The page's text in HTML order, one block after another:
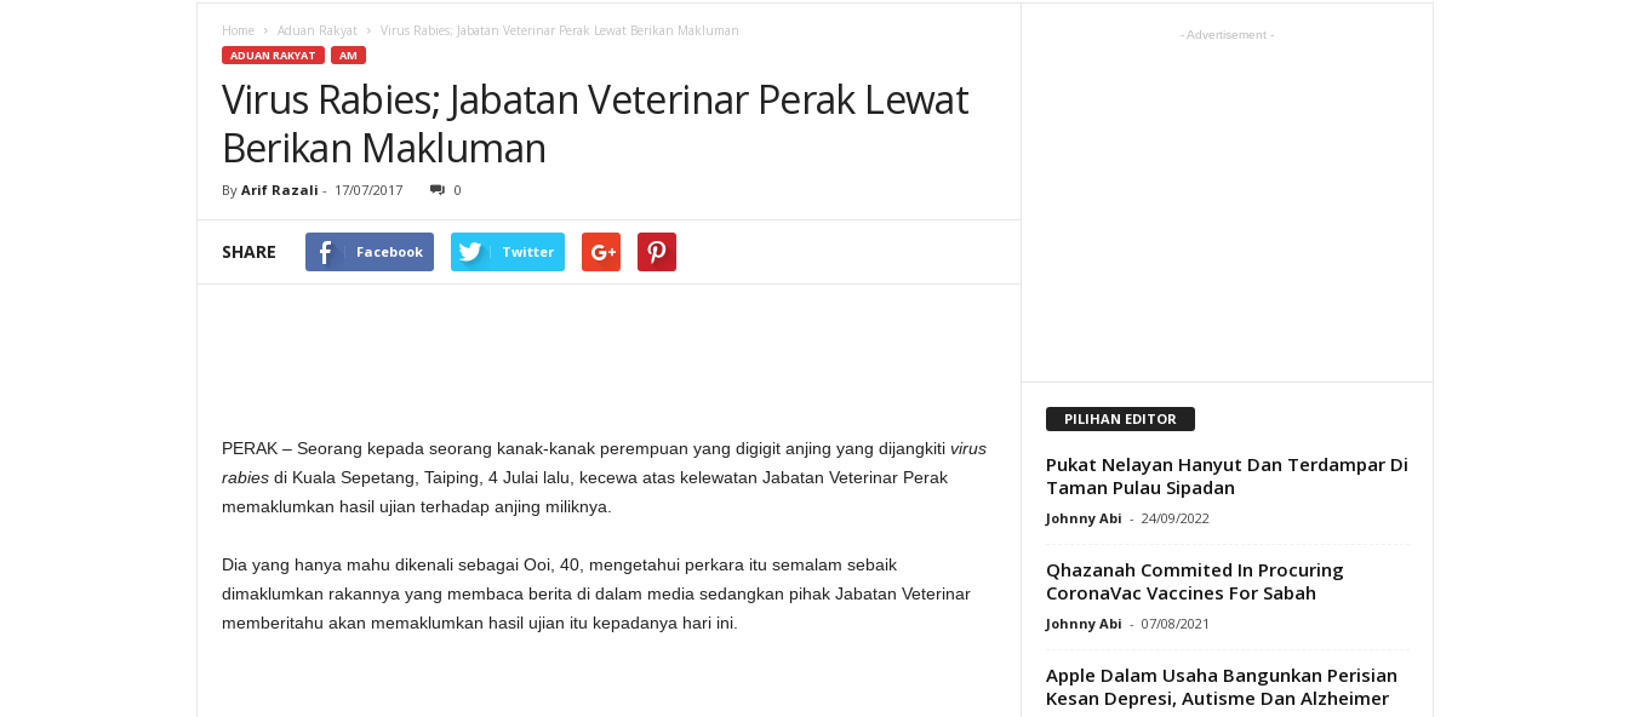
Home Aduan Rakyat Virus Rabies; Jabatan Veterinar Perak Lewat Berikan Makluman
ADUAN RAKYAT AM
Virus Rabies; Jabatan Veterinar Perak Lewat
Berikan Makluman
By Arif Razali - 17/07/2017 0
SHARE Facebook Twitter
PERAK – Seorang kepada seorang kanak-kanak perempuan yang digigit anjing yang dijangkiti virus
rabiesdi Kuala Sepetang, Taiping, 4 Julai lalu, kecewa atas kelewatan Jabatan Veterinar Perak
memaklumkan hasil ujian terhadap anjing miliknya.
Dia yang hanya mahu dikenali sebagai Ooi, 40, mengetahui perkara itu semalam sebaik
dimaklumkan rakannya yang membaca berita di dalam media sedangkan pihak Jabatan Veterinar
memberitahu akan memaklumkan hasil ujian itu kepadanya hari ini.
- Advertisement -
PILIHAN EDITOR
Pukat Nelayan Hanyut Dan Terdampar Di
Taman Pulau Sipadan
Johnny Abi - 24/09/2022
Qhazanah Commited In Procuring
CoronaVac Vaccines For Sabah
Johnny Abi - 07/08/2021
Apple Dalam Usaha Bangunkan Perisian
Kesan Depresi, Autisme Dan Alzheimer